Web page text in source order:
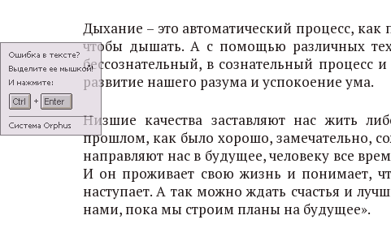
Дыхание – это автоматический процесс,
чтобы дышать. А с помощью различных
бессознательный, в сознательный
развитие нашего разума и успокоение ума.
Низшие качества заставляют нас жить
прошлом, как было хорошо, замечательно,
направляют нас в будущее, человеку все
И он проживает свою жизнь и понимает,
наступает. А так можно ждать счастья и
нами, пока мы строим планы на будущее».